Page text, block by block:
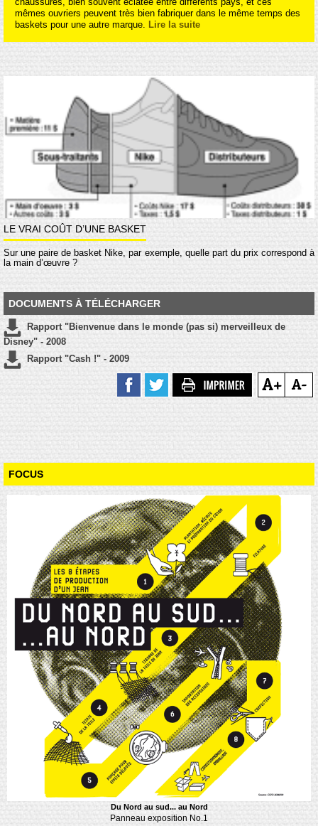
mêmes ouvriers peuvent très bien fabriquer dans le même temps des
baskets pour une autre marque.
Lire la suite
LE VRAI COÛT D’UNE BASKET
Sur une paire de basket Nike, par exemple, quelle part du prix correspond à
la main d’œuvre ?
DOCUMENTS À TÉLÉCHARGER
Rapport "Bienvenue dans le monde (pas si) merveilleux de
Disney" - 2008
Rapport "Cash !" - 2009
FOCUS
Du Nord au sud... au Nord
Panneau exposition No.1